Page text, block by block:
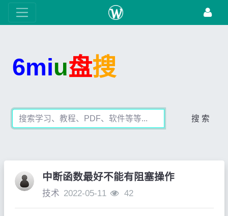
6miu盘搜
搜 索
中断函数最好不能有阻塞操作
技术 2022-05-11 42